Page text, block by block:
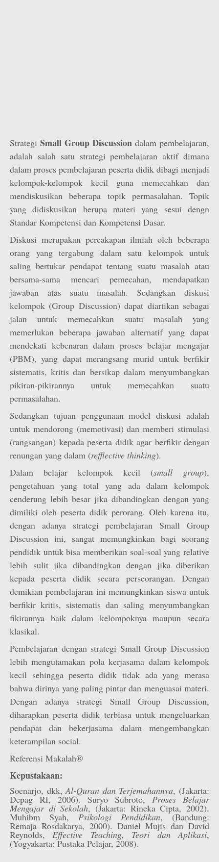
Strategi Small Group Discussion dalam pembelajaran,
adalah salah satu strategi pembelajaran aktif dimana
dalam proses pembelajaran peserta didik dibagi menjadi
kelompok-kelompok kecil guna memecahkan dan
mendiskusikan beberapa topik permasalahan. Topik
yang didiskusikan berupa materi yang sesui dengn
Standar Kompetensi dan Kompetensi Dasar.
Diskusi merupakan percakapan ilmiah oleh beberapa
orang yang tergabung dalam satu kelompok untuk
saling bertukar pendapat tentang suatu masalah atau
bersama-sama mencari pemecahan, mendapatkan
jawaban atas suatu masalah. Sedangkan diskusi
kelompok (Group Discussion) dapat diartikan sebagai
jalan untuk memecahkan suatu masalah yang
memerlukan beberapa jawaban alternatif yang dapat
mendekati kebenaran dalam proses belajar mengajar
(PBM), yang dapat merangsang murid untuk berfikir
sistematis, kritis dan bersikap dalam menyumbangkan
pikiran-pikirannya untuk memecahkan suatu
permasalahan.
Sedangkan tujuan penggunaan model diskusi adalah
untuk mendorong (memotivasi) dan memberi stimulasi
(rangsangan) kepada peserta didik agar berfikir dengan
renungan yang dalam (refflective thinking).
Dalam belajar kelompok kecil (small group),
pengetahuan yang total yang ada dalam kelompok
cenderung lebih besar jika dibandingkan dengan yang
dimiliki oleh peserta didik perorang. Oleh karena itu,
dengan adanya strategi pembelajaran Small Group
Discussion ini, sangat memungkinkan bagi seorang
pendidik untuk bisa memberikan soal-soal yang relative
lebih sulit jika dibandingkan dengan jika diberikan
kepada peserta didik secara perseorangan. Dengan
demikian pembelajaran ini memungkinkan siswa untuk
berfikir kritis, sistematis dan saling menyumbangkan
fikirannya baik dalam kelompoknya maupun secara
klasikal.
Pembelajaran dengan strategi Small Group Discussion
lebih mengutamakan pola kerjasama dalam kelompok
kecil sehingga peserta didik tidak ada yang merasa
bahwa dirinya yang paling pintar dan menguasai materi.
Dengan adanya strategi Small Group Discussion,
diharapkan peserta didik terbiasa untuk mengeluarkan
pendapat dan bekerjasama dalam mengembangkan
keterampilan social.
Referensi Makalah®
Kepustakaan:
Soenarjo, dkk,Al-Quran dan Terjemahannya, (Jakarta:
Depag RI, 2006). Suryo Subroto, Proses Belajar
Mengajar di Sekolah, (Jakarta: Rineka Cipta, 2002).
Muhibm Syah, Psikologi Pendidikan, (Bandung:
Remaja Rosdakarya, 2000). Daniel Mujis dan David
Reynolds,Effective Teaching, Teori dan Aplikasi,
(Yogyakarta: Pustaka Pelajar, 2008).